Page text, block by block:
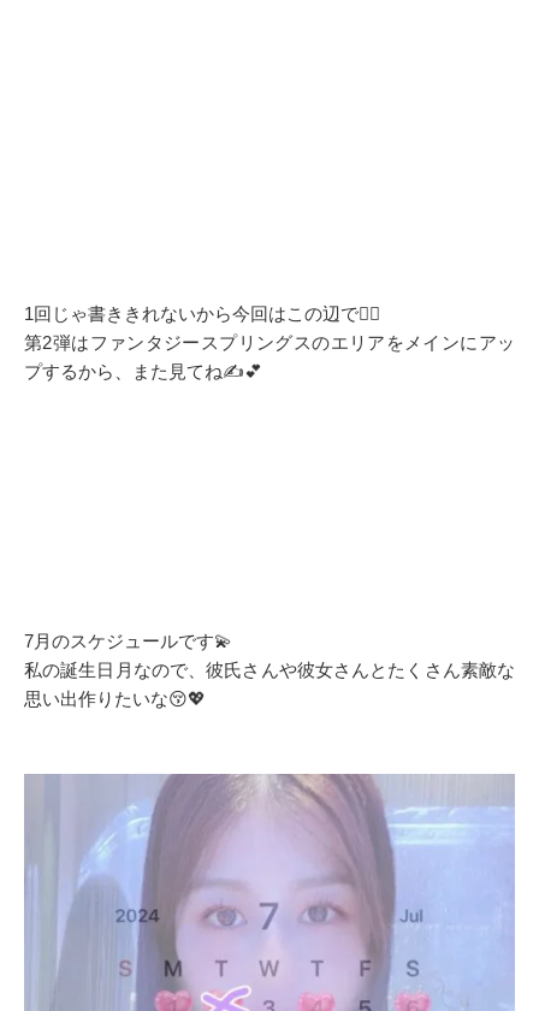
1回じゃ書ききれないから今回はこの辺で🙂‍↕️
第2弾はファンタジースプリングスのエリアをメインにアッ
プするから、また見てね✍️💕︎
7月のスケジュールです💫
私の誕生日月なので、彼氏さんや彼女さんとたくさん素敵な
思い出作りたいな😚💖